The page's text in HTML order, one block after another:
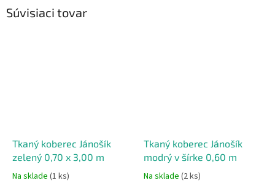
Súvisiaci tovar
Tkaný koberec Jánošík
zelený 0,70 x 3,00 m
Na sklade (1 ks)
Tkaný koberec Jánošík
modrý v šírke 0,60 m
Na sklade (2 ks)